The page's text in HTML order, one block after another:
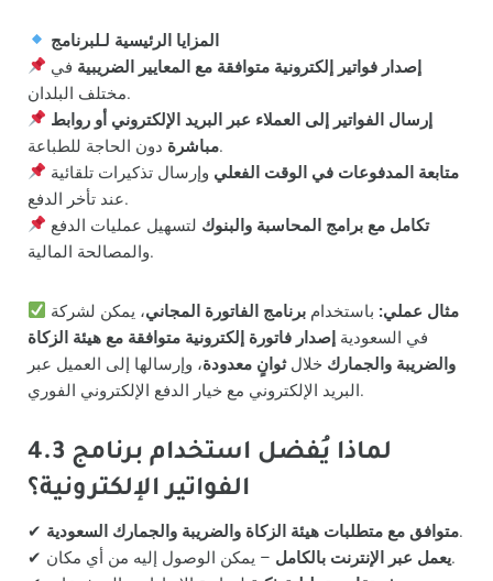
المزايا الرئيسية لـلبرنامج
إصدار فواتير إلكترونية متوافقة مع المعايير الضريبية في
مختلف البلدان.
إرسال الفواتير إلى العملاء عبر البريد الإلكتروني أو روابط
مباشرةدون الحاجة للطباعة.
متابعة المدفوعات في الوقت الفعلي وإرسال تذكيرات تلقائية
عند تأخر الدفع.
تكامل مع برامج المحاسبة والبنوك لتسهيل عمليات الدفع
والمصالحة المالية.
مثال عملي: باستخدام برنامج الفاتورة المجاني، يمكن لشركة
في السعودية إصدار فاتورة إلكترونية متوافقة مع هيئة الزكاة
والضريبة والجمارك خلالثوانٍ معدودة، وإرسالها إلى العميل عبر
البريد الإلكتروني مع خيار الدفع الإلكتروني الفوري.
4.3 لماذا يُفضل استخدام برنامج
الفواتير الإلكترونية؟
✔ متوافق مع متطلبات هيئة الزكاة والضريبة والجمارك السعودية.
✔
يعمل عبر الإنترنت بالكامل– يمكن الوصول إليه من أي مكان.